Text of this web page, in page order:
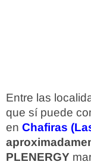
Entre las
que sí puede
en Chafiras
PLENERGY